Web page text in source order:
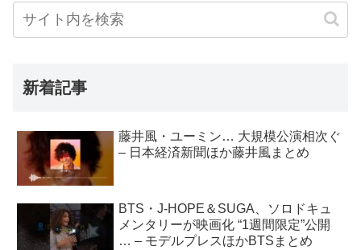
新着記事
藤井風・ユーミン… 大規模公演相次ぐ
– 日本経済新聞ほか藤井風まとめ
BTS・J-HOPE＆SUGA、ソロドキュ
メンタリーが映画化 “1週間限定”公開
… – モデルプレスほかBTSまとめ